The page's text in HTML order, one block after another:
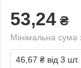
53,24 ₴
Мінімальна
46,67 ₴ від 3 шт.